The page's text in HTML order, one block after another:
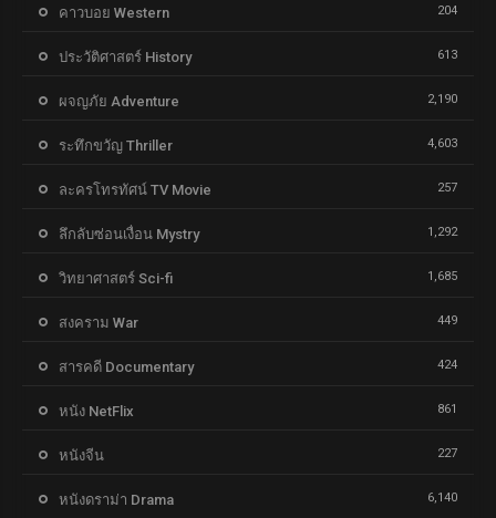
คาวบอย Western 204
ประวัติศาสตร์ History 613
ผจญภัย Adventure 2,190
ระทึกขวัญ Thriller 4,603
ละครโทรทัศน์ TV Movie 257
ลึกลับซ่อนเงื่อน Mystry 1,292
วิทยาศาสตร์ Sci-fi 1,685
สงคราม War 449
สารคดี Documentary 424
หนัง NetFlix 861
หนังจีน 227
หนังดราม่า Drama 6,140